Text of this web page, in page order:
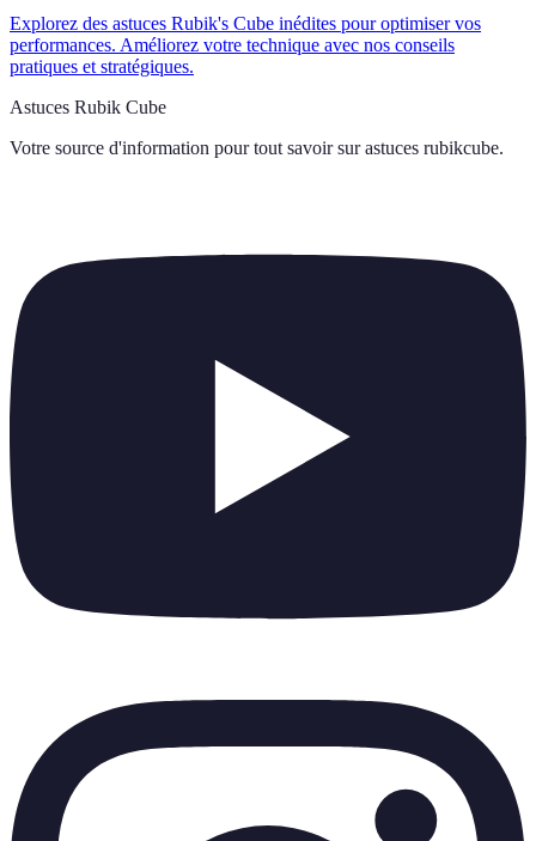
Explorez des astuces Rubik's Cube inédites pour optimiser vos
performances. Améliorez votre technique avec nos conseils
pratiques et stratégiques.
Astuces Rubik Cube
Votre source d'information pour tout savoir sur astuces rubikcube.